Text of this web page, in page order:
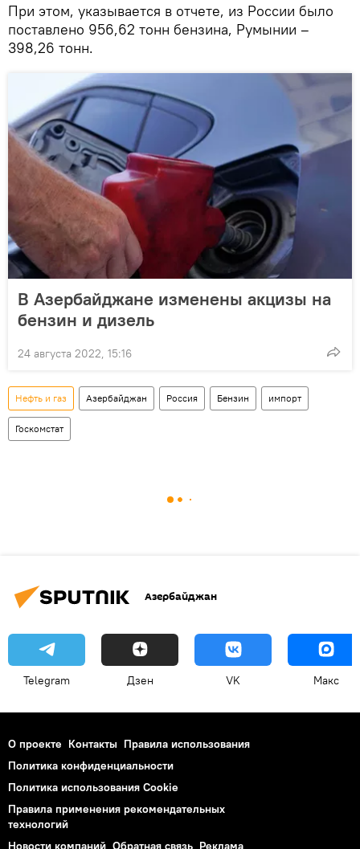
При этом, указывается в отчете, из России было
поставлено 956,62 тонн бензина, Румынии –
398,26 тонн.
В Азербайджане изменены акцизы на
бензин и дизель
24 августа 2022, 15:16
Нефть и газ Азербайджан Россия Бензин импорт
Госкомстат
Азербайджан
Telegram Дзен VK Макс
О проекте Контакты Правила использования
Политика конфиденциальности
Политика использования Cookie
Правила применения рекомендательных
технологий
Новости компаний Обратная связь Реклама